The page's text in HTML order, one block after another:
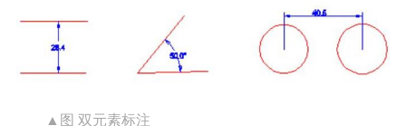
▲图 双元素标注